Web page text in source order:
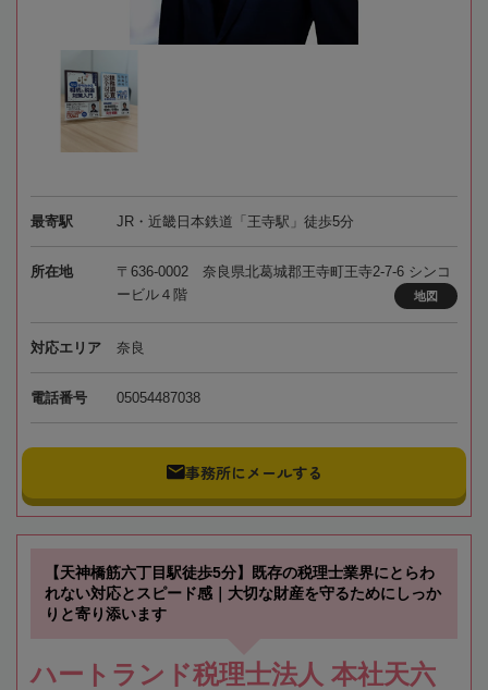
最寄駅 JR・近畿日本鉄道「王寺駅」徒歩5分
所在地
〒636-0002 奈良県北葛城郡王寺町王寺2-7-6 シンコ
ービル４階
地図
対応エリア 奈良
電話番号 05054487038
事務所にメールする
【天神橋筋六丁目駅徒歩5分】既存の税理士業界にとらわ
れない対応とスピード感｜大切な財産を守るためにしっか
りと寄り添います
ハートランド税理士法人 本社天六